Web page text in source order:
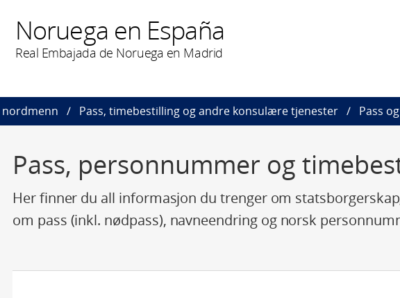
Noruega en España
Real Embajada de Noruega en Madrid
nordmenn Pass, timebestilling og andre konsulære tjenester Pass
Pass, personnummer og
Her finner du all informasjon du trenger om
om pass (inkl. nødpass), navneendring og norsk